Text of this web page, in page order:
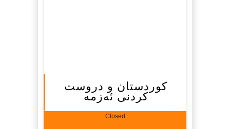
کوردستان و دروست
کردنی ئەزمە
Closed